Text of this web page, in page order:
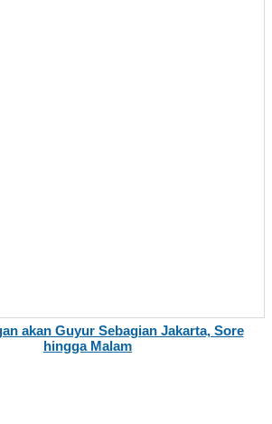
akan Guyur Sebagian Jakarta, Sore
hingga Malam